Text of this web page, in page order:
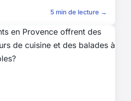
5 min de lecture →